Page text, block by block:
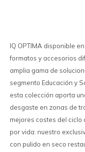
IQ OPTIMA disponible
formatos y accesorios
amplia gama de
segmento Educación y
esta colección aporta
desgaste en zonas de
mejores costes del ciclo
por vida: nuestro
con pulido en seco